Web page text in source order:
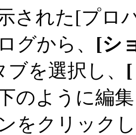
された[プロ
グから、 [シ
ブを選択し、
のように編
をクリック